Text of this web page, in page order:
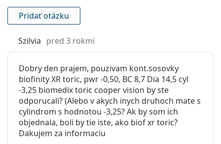
Materiál:
Ocufilcon D
Obsah vody:
55 %
pre kyslík:
28 Dk/t
UV filter:
Áno
hydrogélové:
Nie
Používanie
Expirácia:
Najmenej 12 mesiacov
Pridať otázku
Szilvia pred 3 rokmi
Dobry den prajem, pouzivam kont.sosovky
biofinity XR toric, pwr -0,50, BC 8,7 Dia 14,5 cyl
-3,25 biomedix toric cooper vision by ste
odporucali? (Alebo v akych inych druhoch mate s
cylindrom s hodnotou -3,25? Ak by som ich
objednala, boli by tie iste, ako biof xr toric?
Dakujem za informaciu